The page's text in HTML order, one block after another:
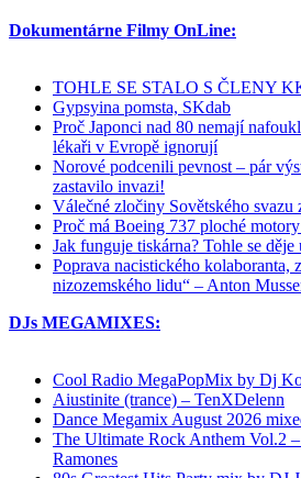
Dokumentárne Filmy OnLine:
TOHLE SE STALO S ČLENY
Gypsyina pomsta, SKdab
Proč Japonci nad 80 nemají
lékaři v Evropě ignorují
Norové podcenili pevnost – pár
zastavilo invazi!
Válečné zločiny Sovětského svazu
Proč má Boeing 737 ploché
Jak funguje tiskárna? Tohle se
Poprava nacistického kolaboranta,
nizozemského lidu“ – Anton
DJs MEGAMIXES:
Cool Radio MegaPopMix by Dj
Aiustinite (trance) – TenXDelenn
Dance Megamix August 2026
The Ultimate Rock Anthem Vol.2
Ramones